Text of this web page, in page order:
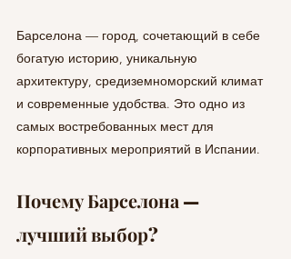
Барселона — город, сочетающий в себе
богатую историю, уникальную
архитектуру, средиземноморский климат
и современные удобства. Это одно из
самых востребованных мест для
корпоративных мероприятий в Испании.
Почему Барселона —
лучший выбор?